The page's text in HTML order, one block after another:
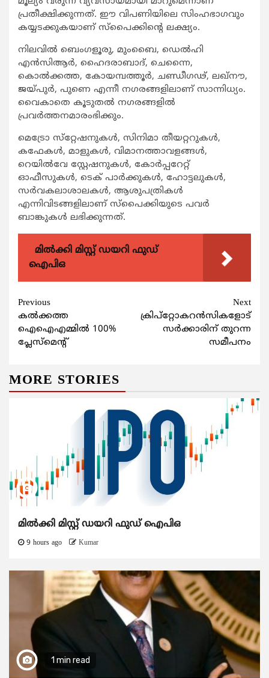
പ്രതീക്ഷിക്കുന്നത്. ഈ വിപണിയിലെ സിംഹഭാഗവും
കയ്യടക്കുകയാണ് സ്‌പൈക്കിന്റെ ലക്ഷ്യം.
നിലവില്‍ ബെംഗളൂരു, മുംബൈ, ഡെല്‍ഹി
എന്‍സിആര്‍, ഹൈദരാബാദ്, ചെന്നൈ,
കൊല്‍ക്കത്ത, കോയമ്പത്തൂര്‍, ചണ്ഡീഗഢ്, ലഖ്‌നൗ,
ജയ്പുര്‍, പുണെ എന്നീ നഗരങ്ങളിലാണ് സാന്നിധ്യം.
വൈകാതെ കൂടുതല്‍ നഗരങ്ങളില്‍
പ്രവര്‍ത്തനമാരംഭിക്കും.
മെട്രോ സ്‌റ്റേഷനുകള്‍, സിനിമാ തീയറ്ററുകള്‍,
കഫേകള്‍, മാളുകള്‍, വിമാനത്താവളങ്ങള്‍,
റെയില്‍വേ സ്റ്റേഷനുകള്‍, കോര്‍പ്പറേറ്റ്
ഓഫീസുകള്‍, ടെക് പാര്‍ക്കുകള്‍, ഹോട്ടലുകള്‍,
സര്‍വകലാശാലകള്‍, ആശുപത്രികള്‍
എന്നിവിടങ്ങളിലാണ് സ്‌പൈക്കിയുടെ പവര്‍
ബാങ്കുകള്‍ ലഭിക്കുന്നത്.
മിൽക്കി മിസ്റ്റ് ഡയറി ഫുഡ്
ഐപിഒ
Continue
Reading
Previous
കല്‍ക്കത്ത
ഐഐഎമ്മില്‍ 100%
പ്ലേസ്മെന്‍റ്
Next
ക്രിപ്റ്റോകറന്‍സികളോട്
സര്‍ക്കാരിന് തുറന്ന
സമീപനം
MORE STORIES
മിൽക്കി മിസ്റ്റ് ഡയറി ഫുഡ് ഐപിഒ
9 hours ago Kumar
1 min read